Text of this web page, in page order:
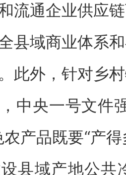
流通企业供应
县域商业体系
此外，针对乡
中央一号文件
产品既要“产
县域产地公共